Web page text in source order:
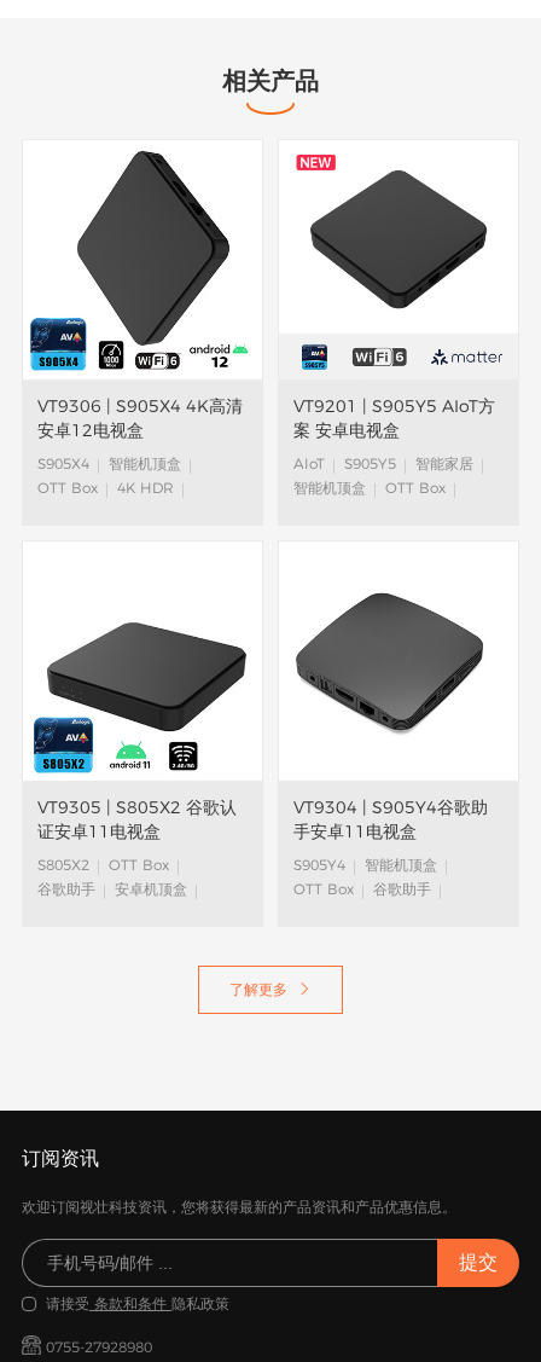
相关产品
VT9306 | S905X4 4K高清
安卓12电视盒
S905X4
智能机顶盒
OTT Box
4K HDR
VT9201 | S905Y5 AIoT方
案 安卓电视盒
AIoT S905Y5
智能家居
智能机顶盒
OTT Box
VT9305 | S805X2 谷歌认
证安卓11电视盒
S805X2
OTT Box
谷歌助手
安卓机顶盒
VT9304 | S905Y4谷歌助
手安卓11电视盒
S905Y4
智能机顶盒
OTT Box
谷歌助手
了解更多 
订阅资讯
欢迎订阅视壮科技资讯，您将获得最新的产品资讯和产品优惠信息。
请接受 条款和条件 隐私政策
0755-27928980